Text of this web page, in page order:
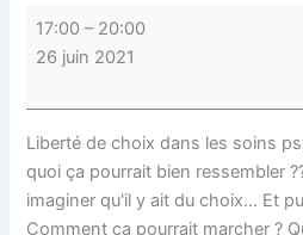
17:00 – 20:00
26 juin 2021
Liberté de choix dans les soins
quoi ça pourrait bien ressembler
imaginer qu'il y ait du choix... Et
Comment ça pourrait marcher ?